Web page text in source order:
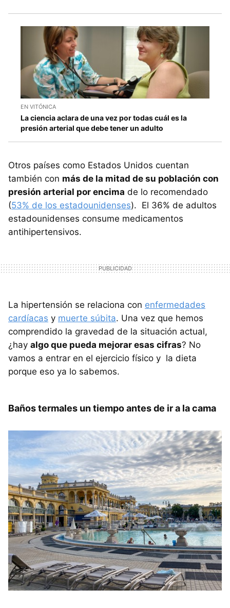
EN VITÓNICA
La ciencia aclara de una vez por todas cuál es la
presión arterial que debe tener un adulto
Otros países como Estados Unidos cuentan
también con más de la mitad de su población con
presión arterial por encima de lo recomendado
(53% de los estadounidenses). El 36% de adultos
estadounidenses consume medicamentos
antihipertensivos.
La hipertensión se relaciona con enfermedades
cardíacas y muerte súbita. Una vez que hemos
comprendido la gravedad de la situación actual,
¿hay algo que pueda mejorar esas cifras? No
vamos a entrar en el ejercicio físico y la dieta
porque eso ya lo sabemos.
Baños termales un tiempo antes de ir a la cama